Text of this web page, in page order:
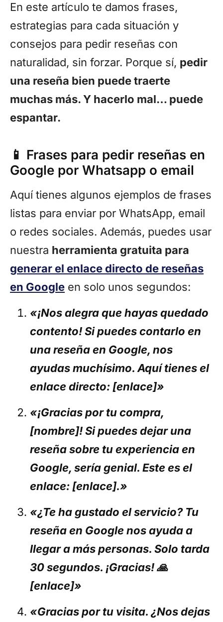
En este artículo te damos frases,
estrategias para cada situación y
consejos para pedir reseñas con
naturalidad, sin forzar. Porque sí, pedir
una reseña bien puede traerte
muchas más. Y hacerlo mal… puede
espantar.
📱 Frases para pedir reseñas en
Google por Whatsapp o email
Aquí tienes algunos ejemplos de frases
listas para enviar por WhatsApp, email
o redes sociales. Además, puedes usar
nuestra herramienta gratuita para
generar el enlace directo de reseñas
en Google en solo unos segundos:
«¡Nos alegra que hayas quedado
contento! Si puedes contarlo en
una reseña en Google, nos
ayudas muchísimo. Aquí tienes el
enlace directo: [enlace]»
«¡Gracias por tu compra,
[nombre]! Si puedes dejar una
reseña sobre tu experiencia en
Google, sería genial. Este es el
enlace: [enlace].»
«¿Te ha gustado el servicio? Tu
reseña en Google nos ayuda a
llegar a más personas. Solo tarda
30 segundos. ¡Gracias! 🙏
[enlace]»
«Gracias por tu visita. ¿Nos dejas